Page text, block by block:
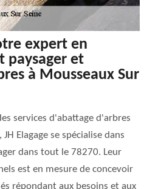
expert en
paysager et
à Mousseaux Sur
services d'abattage d'arbres
Elagage se spécialise dans
dans tout le 78270. Leur
est en mesure de concevoir
répondant aux besoins et aux